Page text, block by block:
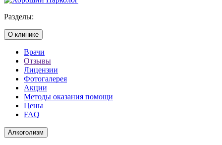
Разделы:
О клинике
Врачи
Отзывы
Лицензии
Фотогалерея
Акции
Методы оказания помощи
Цены
FAQ
Алкоголизм